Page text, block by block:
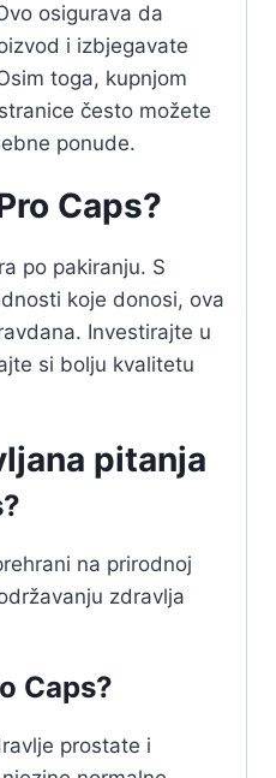
osigurava da
i izbjegavate
toga, kupnjom
često možete
ponude.
Caps?
po pakiranju. S
koje donosi, ova
Investirajte u
si bolju kvalitetu
pitanja
na prirodnoj
zdravlja
Caps?
prostate i